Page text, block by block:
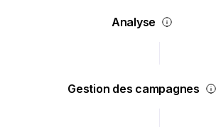
Analyse
Gestion des campagnes